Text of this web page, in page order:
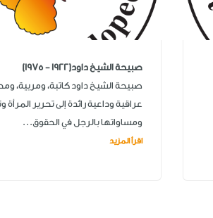
صبيحة الشيخ داود(1922 - 1975)
صبيحة الشيخ داود كاتبة، ومربية،
عراقية وداعية رائدة إلى تحرير المرأة
ومساواتها بالرجل في الحقوق...
اقرأ المزيد